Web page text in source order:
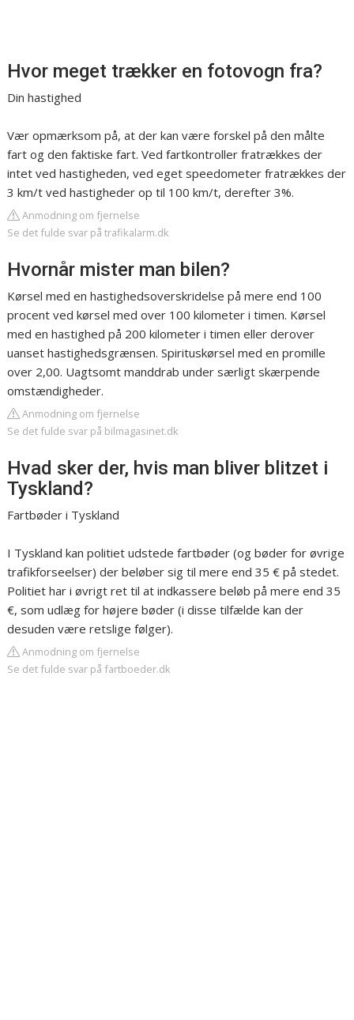
Hvor meget trækker en fotovogn fra?
Din hastighed
Vær opmærksom på, at der kan være forskel på den målte
fart og den faktiske fart. Ved fartkontroller fratrækkes der
intet ved hastigheden, ved eget speedometer fratrækkes der
3 km/t ved hastigheder op til 100 km/t, derefter 3%.
Anmodning om fjernelse
Se det fulde svar på trafikalarm.dk
Hvornår mister man bilen?
Kørsel med en hastighedsoverskridelse på mere end 100
procent ved kørsel med over 100 kilometer i timen. Kørsel
med en hastighed på 200 kilometer i timen eller derover
uanset hastighedsgrænsen. Spirituskørsel med en promille
over 2,00. Uagtsomt manddrab under særligt skærpende
omstændigheder.
Anmodning om fjernelse
Se det fulde svar på bilmagasinet.dk
Hvad sker der, hvis man bliver blitzet i
Tyskland?
Fartbøder i Tyskland
I Tyskland kan politiet udstede fartbøder (og bøder for øvrige
trafikforseelser) der beløber sig til mere end 35 € på stedet.
Politiet har i øvrigt ret til at indkassere beløb på mere end 35
€, som udlæg for højere bøder (i disse tilfælde kan der
desuden være retslige følger).
Anmodning om fjernelse
Se det fulde svar på fartboeder.dk